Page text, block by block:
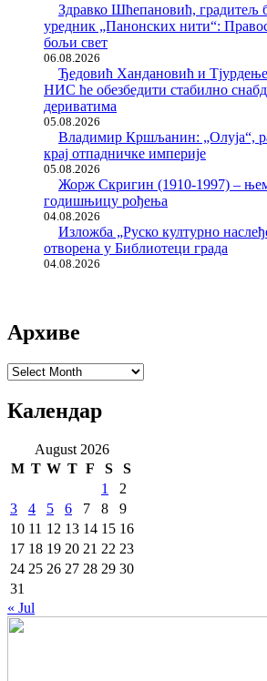
Здравко Шћепановић, градитељ
уредник „Панонских нити“:
бољи свет
06.08.2026
Ђедовић Хандановић и
НИС ће обезбедити стабилно
дериватима
05.08.2026
Владимир Кршљанин: „Олуја“,
крај отпадничке империје
05.08.2026
Жорж Скригин (1910-1997) –
годишњицу рођења
04.08.2026
Изложба „Руско културно
отворена у Библиотеци града
04.08.2026
Архиве
Архиве
Календар
August 2026
M T W T F S
S
1
2
3
4 5 6 7 8
9
10 11 12 13 14 15 16
17 18 19 20 21 22 23
24 25 26 27 28 29 30
31
« Jul